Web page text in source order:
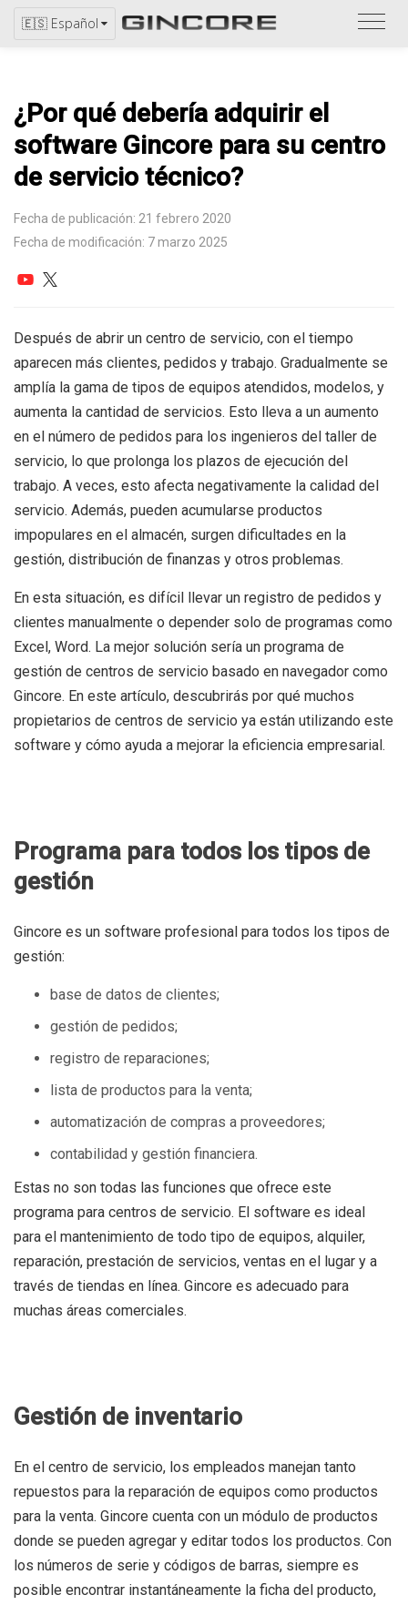
🇪🇸 Español
¿Por qué debería adquirir el
software Gincore para su centro
de servicio técnico?
Fecha de publicación: 21 febrero 2020
Fecha de modificación: 7 marzo 2025
Después de abrir un centro de servicio, con el tiempo
aparecen más clientes, pedidos y trabajo. Gradualmente se
amplía la gama de tipos de equipos atendidos, modelos, y
aumenta la cantidad de servicios. Esto lleva a un aumento
en el número de pedidos para los ingenieros del taller de
servicio, lo que prolonga los plazos de ejecución del
trabajo. A veces, esto afecta negativamente la calidad del
servicio. Además, pueden acumularse productos
impopulares en el almacén, surgen dificultades en la
gestión, distribución de finanzas y otros problemas.
En esta situación, es difícil llevar un registro de pedidos y
clientes manualmente o depender solo de programas como
Excel, Word. La mejor solución sería un programa de
gestión de centros de servicio basado en navegador como
Gincore. En este artículo, descubrirás por qué muchos
propietarios de centros de servicio ya están utilizando este
software y cómo ayuda a mejorar la eficiencia empresarial.
Programa para todos los tipos de
gestión
Gincore es un software profesional para todos los tipos de
gestión:
base de datos de clientes;
gestión de pedidos;
registro de reparaciones;
lista de productos para la venta;
automatización de compras a proveedores;
contabilidad y gestión financiera.
Estas no son todas las funciones que ofrece este
programa para centros de servicio. El software es ideal
para el mantenimiento de todo tipo de equipos, alquiler,
reparación, prestación de servicios, ventas en el lugar y a
través de tiendas en línea. Gincore es adecuado para
muchas áreas comerciales.
Gestión de inventario
En el centro de servicio, los empleados manejan tanto
repuestos para la reparación de equipos como productos
para la venta. Gincore cuenta con un módulo de productos
donde se pueden agregar y editar todos los productos. Con
los números de serie y códigos de barras, siempre es
posible encontrar instantáneamente la ficha del producto,